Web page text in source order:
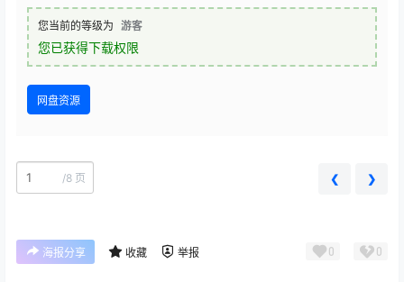
您当前的等级为 游客
您已获得下载权限
网盘资源
/8 页 ❮ ❯
海报分享 收藏 举报 0 0